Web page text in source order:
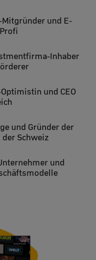
und E-
Inhaber
und CEO
und Gründer der
Schweiz
und